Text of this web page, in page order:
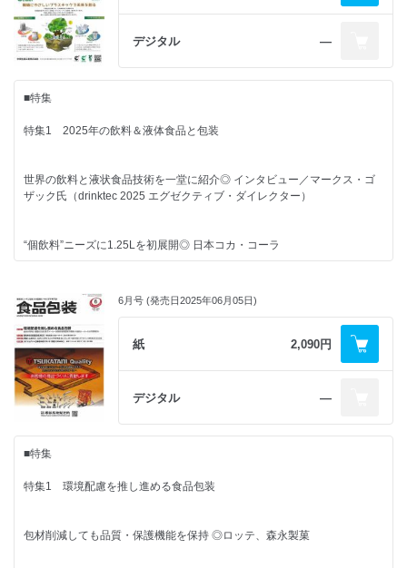
ケンミン食品・淡路屋
ダイドードリンコ
不二家
江崎グリコ
日本包装技術協会
日本包装学会
■その他
包装タイムスダイジェスト
月刊非食品包装
購読申込書
広告索引
編集後記 & 次号予定
■連載
元・開発者の視点～食品包装現場見聞録と未来に向けて～
世界の包装規制；米国では現在 ◎ 森泰正
アマゾン（Amazon.com, Inc.）【前編】 ◎ 松田修成
記念日でたどる 食品包装 歳時記
形が変われば数え方も…… ◎ 10月8日は「ようかんの日」
庶民文化の図像学
日本酒の箱 ◎ 町田忍
パッケージ応援団
■NEWS & TOPICS
COC
新ブランドを立ち上げ和総菜発売 ◎ケンコーマヨネーズ
「秋冬ご提案会」でパッケージの話題も ◎マルコメ
■話題ワールドワイド
独・ミュンヘンの国際飲料展「drinktec 2025」で実演 ◎日精エー・エ
■連載
脱酸素剤とアルコール蒸散剤の賞味期限延長効果 ◎小林光
アルディ（ALDI） ◎松田修成
包装技術 よもやまばなし（最終回）
おわりに ◎大須賀弘
RFタグ進化論
遅発中性子の効果 休息の効用 ◎寺浦信之
■コラム
記念日でたどる 食品包装 歳時記
残暑は甘味で乗り越えよう ◎9月6日は「生クリームの日」
庶民文化の図像学
ふりかけ戦国時代 ◎町田忍
“ご当地”のサイダー・ラムネで盛り上げる◎ 日本ガラスびん協会
インバウンド特化の体験型店舗
食品包装関連パテント情報◎ 2023年2月1日～ 3月31日の情報
■話題ワールドワイド
世界最大級のプラスチック・ゴム産業展が10月開催◎ メッセ・デュッセ
ルドルフ
■連載
隔月連載 ニュースで読み解く包装情勢ワールドワイド
海外生活の中で感じた日本 ◎ 小林光
テスコ（TESCO PLC） ◎ 松田修成
デジタル ―
■特集
特集1 2025年の飲料＆液体食品と包装
世界の飲料と液状食品技術を一堂に紹介◎ インタビュー／マークス・ゴ
ザック氏（drinktec 2025 エグゼクティブ・ダイレクター）
“個飲料”ニーズに1.25Lを初展開◎ 日本コカ・コーラ
その冷たさを少しでも長く◎ KEYUCA
ガス調整技術搭載の包装機を新導入◎ ドトールコーヒー
日本の食料システムの変革は急務◎ 日本テトラパック
特集2 環境配慮を推し進める食品包装 part2
6月号 (発売日2025年06月05日)
紙 2,090円
デジタル ―
■特集
特集1 環境配慮を推し進める食品包装
包材削減しても品質・保護機能を保持 ◎ロッテ、森永製菓